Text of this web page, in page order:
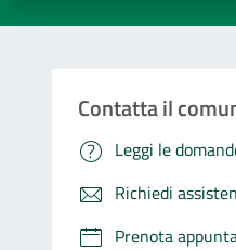
Contatta il
Leggi le
Richiedi
Prenota